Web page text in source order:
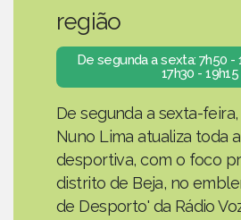
região
De segunda a sexta: 7h50 -
17h30 - 19h15
De segunda a sexta-
Nuno Lima atualiza toda
desportiva, com o foco
distrito de Beja, no
de Desporto' da Rádio